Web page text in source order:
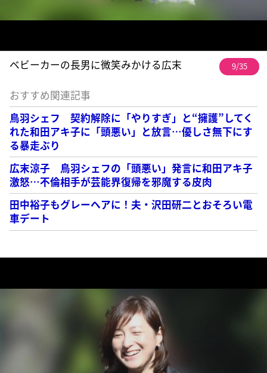
ベビーカーの長男に微笑みかける広末 9/35
おすすめ関連記事
鳥羽シェフ 契約解除に「やりすぎ」と“擁護”してく
れた和田アキ子に「頭悪い」と放言…優しさ無下にす
る暴走ぶり
広末涼子 鳥羽シェフの「頭悪い」発言に和田アキ子
激怒…不倫相手が芸能界復帰を邪魔する皮肉
田中裕子もグレーヘアに！夫・沢田研二とおそろい電
車デート